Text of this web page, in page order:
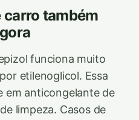
também
funciona muito
etilenoglicol. Essa
em anticongelante de
limpeza. Casos de